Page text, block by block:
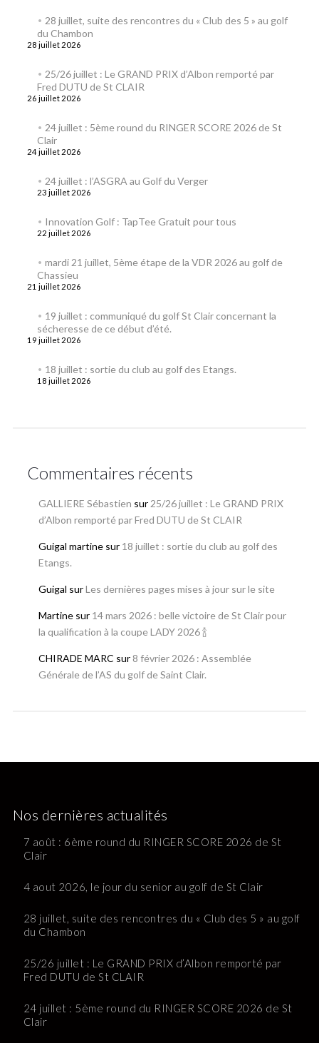
28 juillet, suite des rencontres du « Club des 5 » au golf
du Chambon
28 juillet 2026
25/26 juillet : Le GRAND PRIX d’Albon remporté par
Fred DUTU de St CLAIR
26 juillet 2026
24 juillet : 5ème round du RINGER SCORE 2026 de St
Clair
24 juillet 2026
24 juillet : l’ASGRA au Golf du Verger
23 juillet 2026
Innovation Golf : TapTee Gratuit pour tous
22 juillet 2026
mardi 21 juillet, 5ème étape de la VDR 2026 au golf de
Chassieu
21 juillet 2026
19 juillet : communiqué du golf St Clair concernant la
sécheresse de ce début d’été.
19 juillet 2026
18 juillet : sortie du club au golf des Etangs.
18 juillet 2026
Commentaires récents
GALLIERE Sébastien sur 25/26 juillet : Le GRAND PRIX
d’Albon remporté par Fred DUTU de St CLAIR
Guigal martinesur 18 juillet : sortie du club au golf des
Etangs.
Guigal surLes dernières pages mises à jour sur le site
Martinesur 14 mars 2026 : belle victoire de St Clair pour
la qualification à la coupe LADY 2026 🍾
CHIRADE MARC sur 8 février 2026 : Assemblée
Générale de l’AS du golf de Saint Clair.
Nos dernières actualités
7 août : 6ème round du RINGER SCORE 2026 de St
Clair
4 aout 2026, le jour du senior au golf de St Clair
28 juillet, suite des rencontres du « Club des 5 » au golf
du Chambon
25/26 juillet : Le GRAND PRIX d’Albon remporté par
Fred DUTU de St CLAIR
24 juillet : 5ème round du RINGER SCORE 2026 de St
Clair